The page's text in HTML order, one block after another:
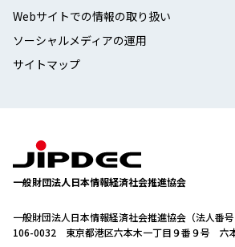
Webサイトでの情報の取り扱い
ソーシャルメディアの運用
サイトマップ
一般財団法人日本情報経済社会推進協会
一般財団法人日本情報経済社会推進協会（法人番
106-0032 東京都港区六本木一丁目９番９号 六